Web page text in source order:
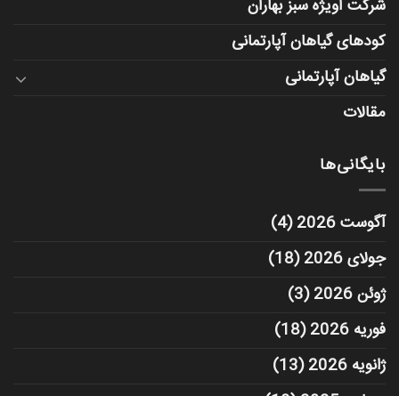
شرکت آویژه سبز بهاران
کودهای گیاهان آپارتمانی
گیاهان آپارتمانی
مقالات
بایگانی‌ها
آگوست 2026
(4)
جولای 2026
(18)
ژوئن 2026
(3)
فوریه 2026
(18)
ژانویه 2026
(13)